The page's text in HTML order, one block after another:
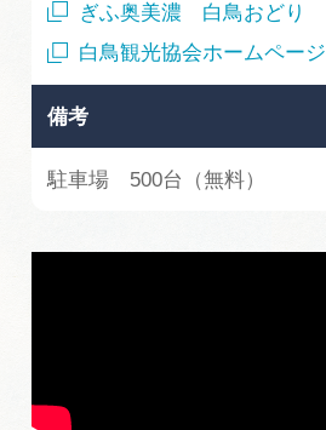
ぎふ奥美濃 白鳥おどり
白鳥観光協会ホームページ
備考
駐車場 500台（無料）